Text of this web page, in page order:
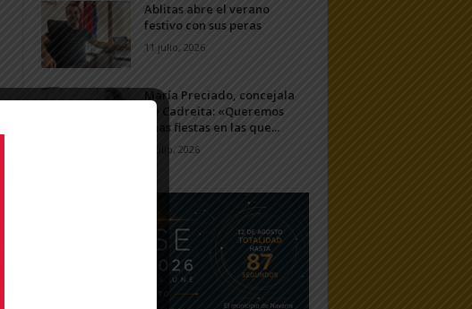
Ablitas abre el verano
festivo con sus peras
11 julio, 2026
María Preciado, concejala
de Cadreita: «Queremos
unas fiestas en las que...
7 julio, 2026